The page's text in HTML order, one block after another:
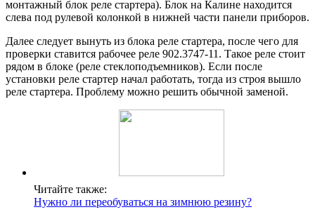
монтажный бло­к реле стартера). Блок на Калине находится
слева под рулевой колонкой в нижней части панели приборов.
Далее следует вынуть из блока реле стартера, после чего для
проверки ставится рабочее реле 902.3747-11. Такое реле стоит
рядом в блоке (реле стеклоподъемников). Если после
установки реле стартер начал работать, тогда из строя вышло
реле стартера. Проблему можно решить обычной заменой.
Читайте также:
Нужно ли переобуваться на зимнюю резину?